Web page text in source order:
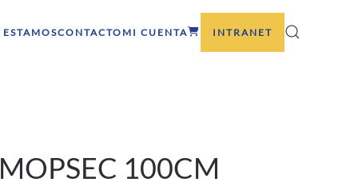
CONTACTO MI CUENTA INTRANET
100CM